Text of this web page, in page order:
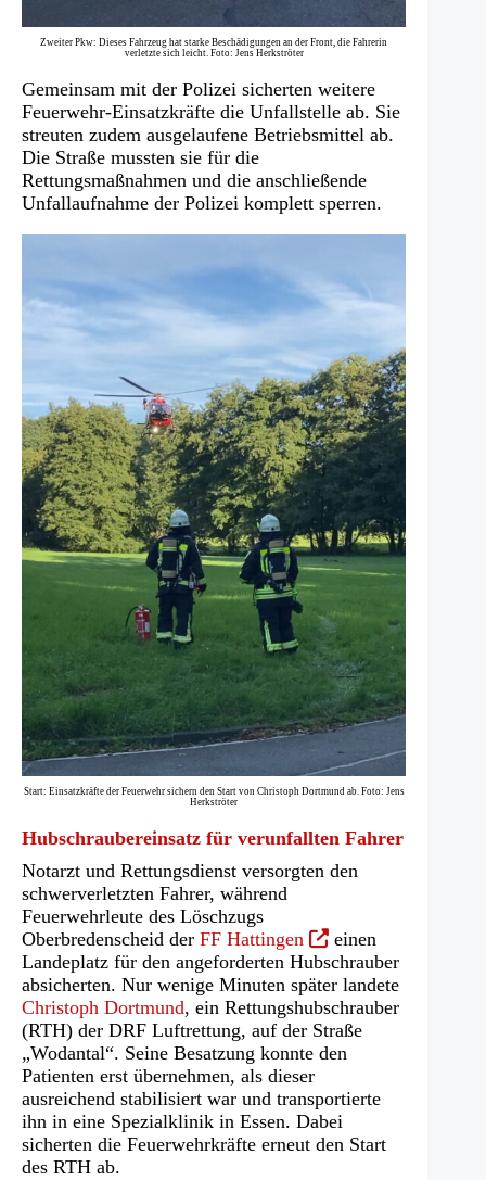
Zweiter Pkw: Dieses Fahrzeug hat starke Beschädigungen an der Front, die Fahrerin
verletzte sich leicht. Foto: Jens Herkströter
Gemeinsam mit der Polizei sicherten weitere
Feuerwehr-Einsatzkräfte die Unfallstelle ab. Sie
streuten zudem ausgelaufene Betriebsmittel ab.
Die Straße mussten sie für die
Rettungsmaßnahmen und die anschließende
Unfallaufnahme der Polizei komplett sperren.
Start: Einsatzkräfte der Feuerwehr sichern den Start von Christoph Dortmund ab. Foto: Jens
Herkströter
Hubschraubereinsatz für verunfallten Fahrer
Notarzt und Rettungsdienst versorgten den
schwerverletzten Fahrer, während
Feuerwehrleute des Löschzugs
Oberbredenscheid der FF Hattingen (Öffnet
in
einem
neuen
Tab)
einen
Landeplatz für den angeforderten Hubschrauber
absicherten. Nur wenige Minuten später landete
Christoph Dortmund, ein Rettungshubschrauber
(RTH) der DRF Luftrettung, auf der Straße
„Wodantal“. Seine Besatzung konnte den
Patienten erst übernehmen, als dieser
ausreichend stabilisiert war und transportierte
ihn in eine Spezialklinik in Essen. Dabei
sicherten die Feuerwehrkräfte erneut den Start
des RTH ab.